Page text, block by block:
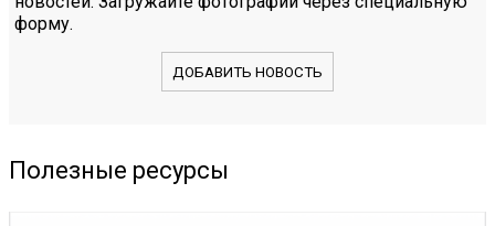
форму.
ДОБАВИТЬ НОВОСТЬ
Полезные ресурсы